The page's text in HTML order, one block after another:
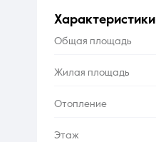
характеристики
Общая площадь
Жилая площадь
Отопление
Этаж